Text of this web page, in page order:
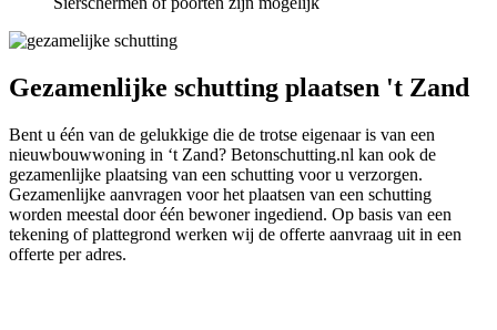
Gezamenlijke schutting plaatsen 't Zand
Bent u één van de gelukkige die de trotse eigenaar is van een
nieuwbouwwoning in ‘t Zand? Betonschutting.nl kan ook de
gezamenlijke plaatsing van een schutting voor u verzorgen.
Gezamenlijke aanvragen voor het plaatsen van een schutting
worden meestal door één bewoner ingediend. Op basis van een
tekening of plattegrond werken wij de offerte aanvraag uit in een
offerte per adres.